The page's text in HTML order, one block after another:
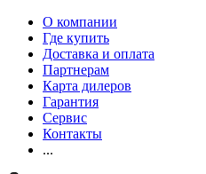
О компании
Где купить
Доставка и оплата
Партнерам
Карта дилеров
Гарантия
Сервис
Контакты
...